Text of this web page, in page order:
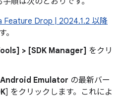
Feature Drop | 2024.1.2 以降
> [SDK Manager] をクリ
Android Emulator の最新バー
] をクリックします。これによ